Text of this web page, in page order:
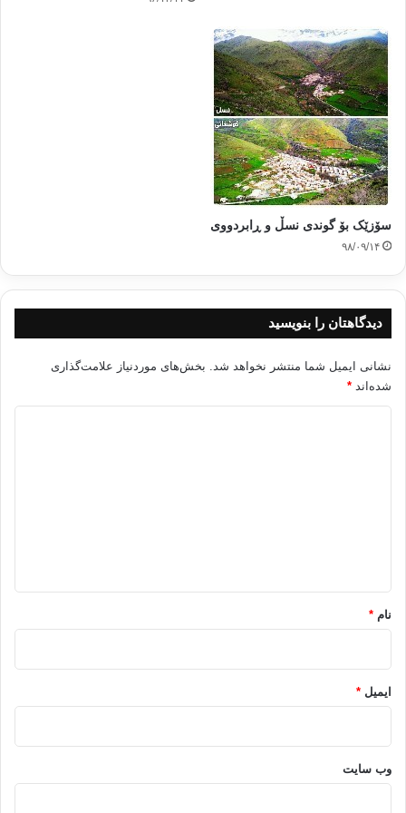
په يامي به هاری شێعر
سۆزێک بۆ گوندی نسڵ و ڕابردووی
۹۸/۰۹/۱۴
دیدگاهتان را بنویسید
نشانی ایمیل شما منتشر نخواهد شد.
بخش‌های موردنیاز علامت‌گذاری
شده‌اند *
نام *
ایمیل *
وب‌ سایت